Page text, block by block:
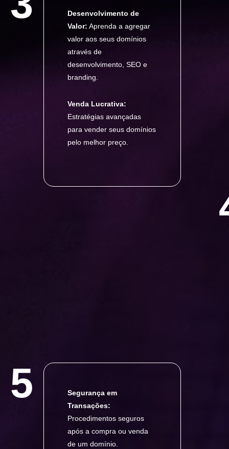
Desenvolvimento de
Valor: Aprenda a agregar
valor aos seus domínios
através de
desenvolvimento, SEO e
branding.
Venda Lucrativa:
Estratégias avançadas
para vender seus domínios
pelo melhor preço.
5
Segurança em
Transações:
Procedimentos seguros
após a compra ou venda
de um domínio.